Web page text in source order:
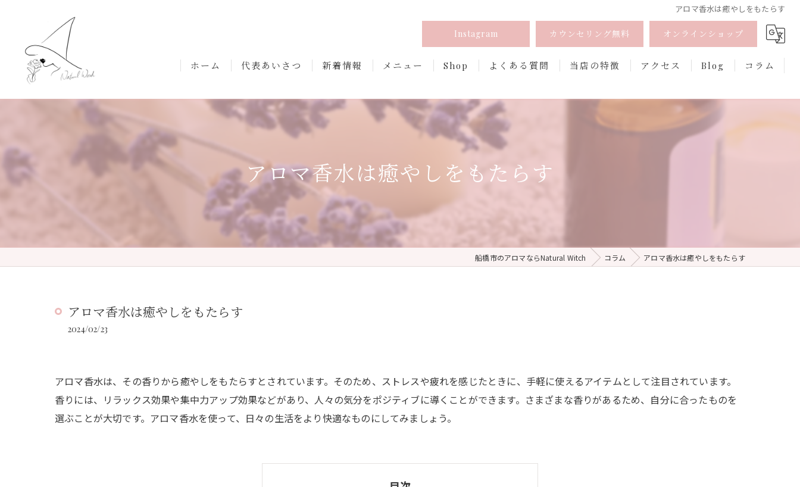
アロマ香水は癒やしをもたらす
Instagram カウンセリング無料 オンラインショップ
ホーム 代表あいさつ 新着情報 メニュー Shop よくある質問 当店の特徴 アクセス Blog コラム
アロマ香水は癒やしをもたらす
船橋市のアロマならNatural Witch コラム アロマ香水は癒やしをもたらす
アロマ香水は癒やしをもたらす
2024/02/23
アロマ香水は、その香りから癒やしをもたらすとされています。そのため、ストレスや疲れを感じたときに、手軽に使えるアイテムとして注目されています。
香りには、リラックス効果や集中力アップ効果などがあり、人々の気分をポジティブに導くことができます。さまざまな香りがあるため、自分に合ったものを
選ぶことが大切です。アロマ香水を使って、日々の生活をより快適なものにしてみましょう。